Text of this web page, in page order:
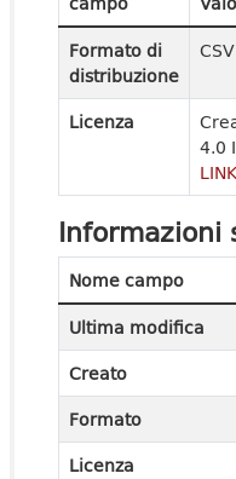
Formato di
distribuzione
CSV
Licenza
4.0
LINK
Informazioni
Nome campo
Ultima modifica
Creato
Formato
Licenza